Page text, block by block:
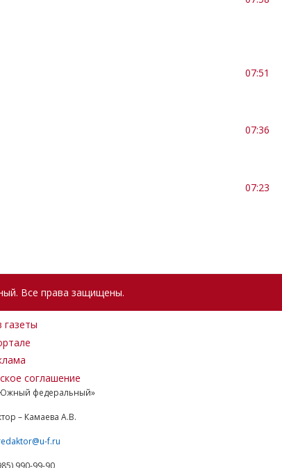
07:51
07:36
07:23
Все права защищены.
газеты
соглашение
федеральный»
– Камаева А.В.
f.ru
990-99-90